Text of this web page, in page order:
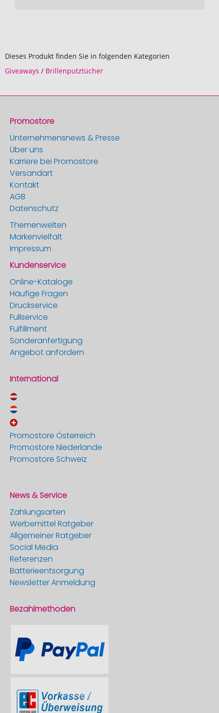
Dieses Produkt finden Sie in folgenden Kategorien
Giveaways / Brillenputztücher
Promostore
Unternehmensnews & Presse
Über uns
Karriere bei Promostore
Versandart
Kontakt
AGB
Datenschutz
Themenwelten
Markenvielfalt
Impressum
Kundenservice
Online-Kataloge
Häufige Fragen
Druckservice
Fullservice
Fulfillment
Sonderanfertigung
Angebot anfordern
International
Promostore Österreich
Promostore Niederlande
Promostore Schweiz
News & Service
Zahlungsarten
Werbemittel Ratgeber
Allgemeiner Ratgeber
Social Media
Referenzen
Batterieentsorgung
Newsletter Anmeldung
Bezahlmethoden